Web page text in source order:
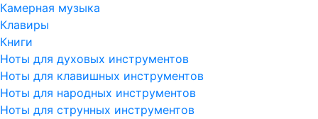
Камерная музыка
Клавиры
Книги
Ноты для духовых инструментов
Ноты для клавишных инструментов
Ноты для народных инструментов
Ноты для струнных инструментов